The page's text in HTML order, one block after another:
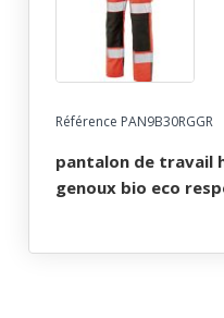
Référence PAN9B30RGGR
pantalon de travail
genoux bio eco